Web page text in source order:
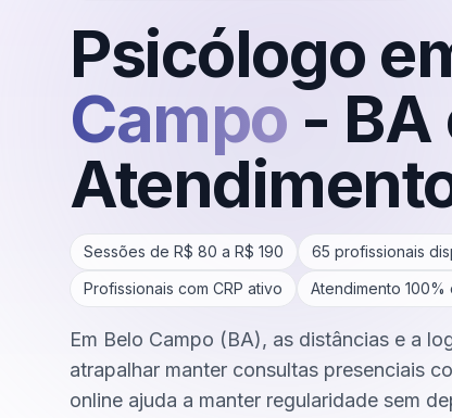
Psicólogo
Campo - BA
Sessões de R$ 80 a R$ 190 65 profissionais
Profissionais com CRP ativo
Atendimento 100%
Em Belo Campo (BA), as distâncias e a
atrapalhar manter consultas presenciais
online ajuda a manter regularidade sem